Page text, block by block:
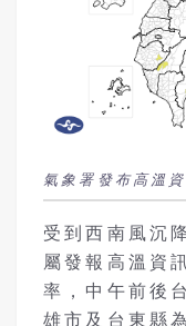
氣象署發布高溫
受到西南風沉
屬發報高溫資
率，中午前後
雄市及台東縣